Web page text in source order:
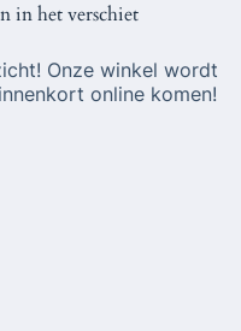
in het verschiet
Onze winkel wordt
online komen!